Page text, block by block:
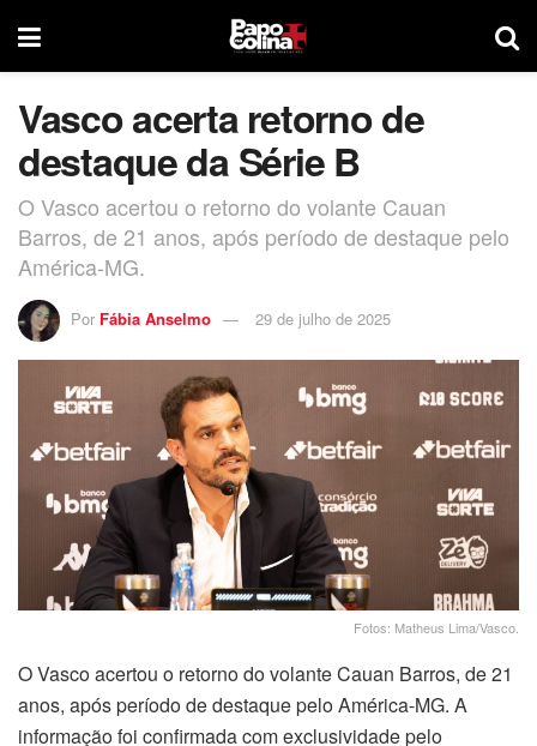
Vasco acerta retorno de
destaque da Série B
O Vasco acertou o retorno do volante Cauan
Barros, de 21 anos, após período de destaque pelo
América-MG.
Por Fábia Anselmo 29 de julho de 2025
Fotos: Matheus Lima/Vasco.
O Vasco acertou o retorno do volante Cauan Barros, de 21
anos, após período de destaque pelo América-MG. A
informação foi confirmada com exclusividade pelo